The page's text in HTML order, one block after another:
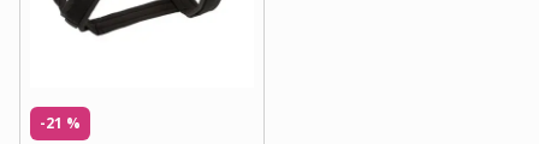
-21 %